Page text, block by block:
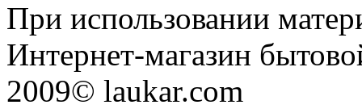
При использовании
Интернет-магазин
2009© laukar.com